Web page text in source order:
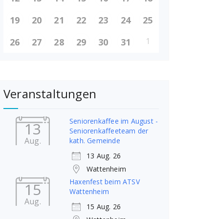
19
20 21 22 23 24
25
26
27 28 29 30 31 1
Veranstaltungen
13
Aug.
Seniorenkaffee im August -
Seniorenkaffeeteam der
kath. Gemeinde
13 Aug. 26
Wattenheim
15
Aug.
Haxenfest beim ATSV
Wattenheim
15 Aug. 26